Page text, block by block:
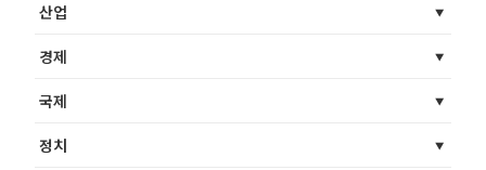
산업
경제
국제
정치